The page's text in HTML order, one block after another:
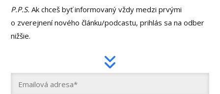
P.P.S.Ak chceš byť informovaný vždy medzi prvými
o zverejnení nového článku/podcastu, prihlás sa na odber
nižšie.